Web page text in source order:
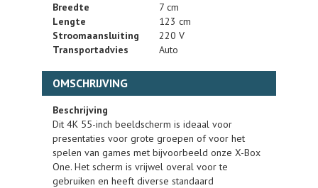
Breedte
7 cm
Lengte
123 cm
Stroomaansluiting
220 V
Transportadvies
Auto
OMSCHRIJVING
Beschrijving
Dit 4K 55-inch beeldscherm is ideaal voor
presentaties voor grote groepen of voor het
spelen van games met bijvoorbeeld onze X-Box
One. Het scherm is vrijwel overal voor te
gebruiken en heeft diverse standaard